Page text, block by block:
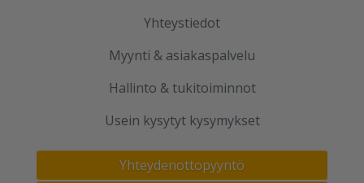
Yhteystiedot
Myynti & asiakaspalvelu
Hallinto & tukitoiminnot
Usein kysytyt kysymykset
Yhteydenottopyyntö